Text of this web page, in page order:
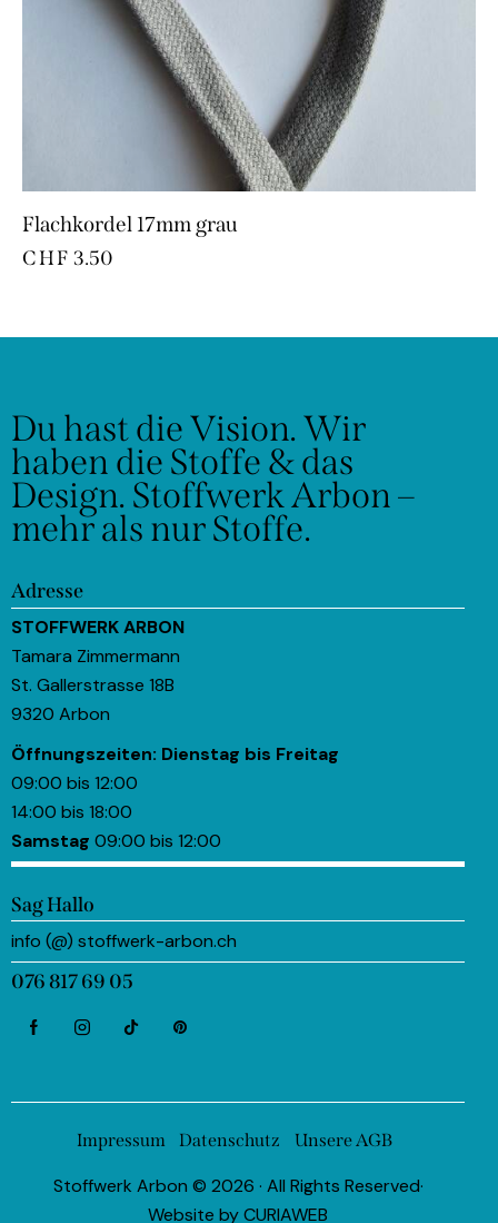
Flachkordel 17mm grau
CHF 3.50
Du hast die Vision.Wir
haben die Stoffe & das
Design. Stoffwerk Arbon –
mehr als nur Stoffe.
Adresse
STOFFWERK ARBON
Tamara Zimmermann
St. Gallerstrasse 18B
9320 Arbon
Öffnungszeiten: Dienstag bis Freitag
09:00 bis 12:00
14:00 bis 18:00
Samstag 09:00 bis 12:00
Sag Hallo
info (@) stoffwerk-arbon.ch
076 817 69 05
Impressum Datenschutz Unsere AGB
Stoffwerk Arbon © 2026 · All Rights Reserved·
Website byCURIAWEB